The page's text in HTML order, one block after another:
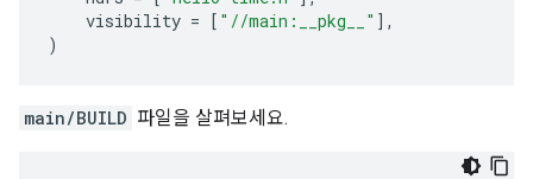
visibility = [ "//main:__pkg__" ],
)
main/BUILD 파일을 살펴보세요.